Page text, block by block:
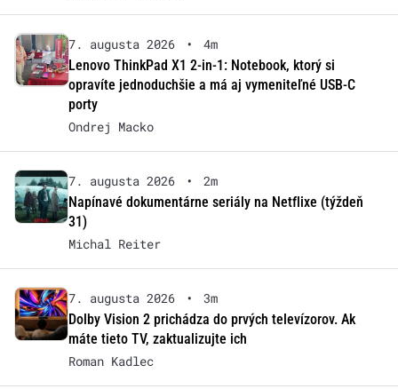
7. augusta 2026 •
4m
Lenovo ThinkPad X1 2-in-1: Notebook, ktorý si
opravíte jednoduchšie a má aj vymeniteľné USB-C
porty
Ondrej Macko
7. augusta 2026 •
2m
Napínavé dokumentárne seriály na Netflixe (týždeň
31)
Michal Reiter
7. augusta 2026 •
3m
Dolby Vision 2 prichádza do prvých televízorov. Ak
máte tieto TV, zaktualizujte ich
Roman Kadlec